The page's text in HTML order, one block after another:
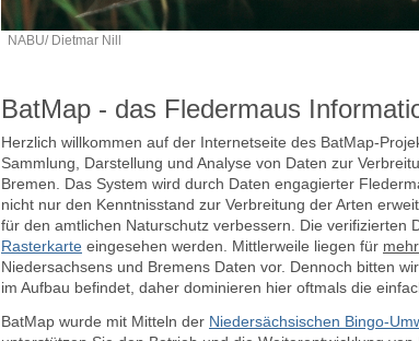
NABU/ Dietmar Nill
BatMap - das Fledermaus
Herzlich willkommen auf der Internetseite des BatMap-
Sammlung, Darstellung und Analyse von Daten zur
Bremen. Das System wird durch Daten engagierter
nicht nur den Kenntnisstand zur Verbreitung der Arten
für den amtlichen Naturschutz verbessern. Die verifizierten
Rasterkarte eingesehen werden. Mittlerweile liegen für
Niedersachsens und Bremens Daten vor. Dennoch bitten
im Aufbau befindet, daher dominieren hier oftmals die
BatMap wurde mit Mitteln der Niedersächsischen Bingo-